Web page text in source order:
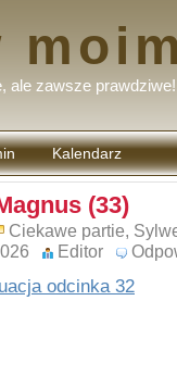
ale zawsze prawdziwe!
Kalendarz
(33)
Ciekawe partie,
Editor
odcinka 32